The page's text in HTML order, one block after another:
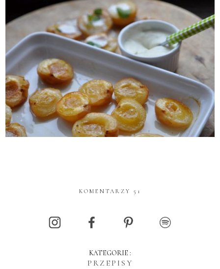
KOMENTARZY 51
KATEGORIE :
PRZEPISY